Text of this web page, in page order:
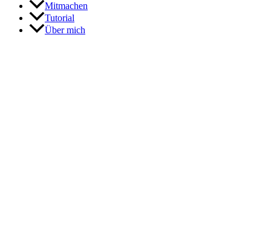
Mitmachen
Tutorial
Über mich